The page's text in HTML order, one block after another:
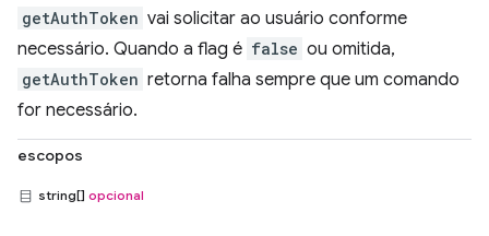
getAuthToken vai solicitar ao usuário conforme
necessário. Quando a flag é false ou omitida,
getAuthToken retorna falha sempre que um comando
for necessário.
escopos
string[] opcional